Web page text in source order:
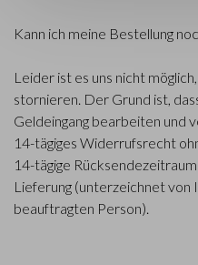
Kann ich meine Bestellung
Leider ist es uns nicht
stornieren. Der Grund ist,
Geldeingang bearbeiten und
14-tägiges Widerrufsrecht
14-tägige
Lieferung (unterzeichnet von
beauftragten Person).